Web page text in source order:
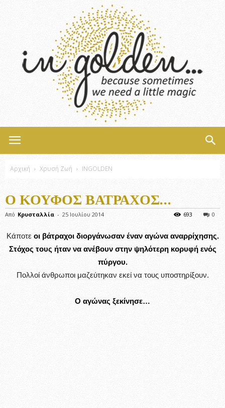
Αρχική Χρυσή Ζωή INGOLDEN
Ο ΚΟΥΦΌΣ ΒΆΤΡΑΧΟΣ…
Από Κρυσταλλία - 25 Ιουλίου 2014 0
693
Κάποτε οι βάτραχοι διοργάνωσαν έναν αγώνα αναρρίχησης.
Στόχος τους ήταν να ανέβουν στην ψηλότερη κορυφή ενός
πύργου.
Πολλοί άνθρωποι μαζεύτηκαν εκεί να τους υποστηρίξουν.
Ο αγώνας ξεκίνησε…